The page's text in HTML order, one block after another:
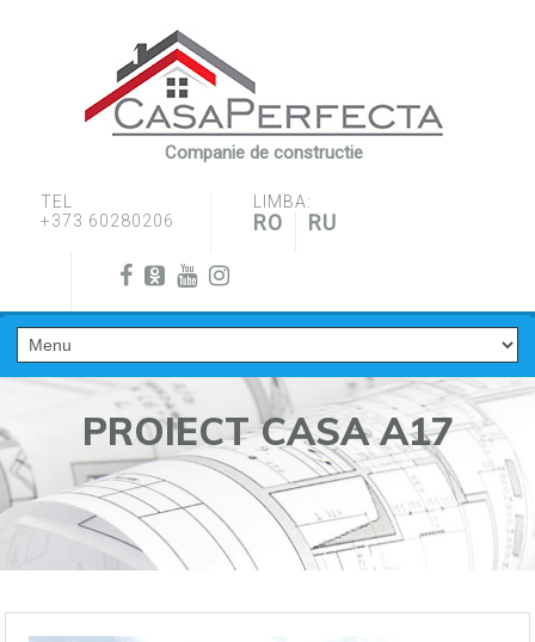
Companie de constructie
TEL
+373 60280206
LIMBA:
RO RU
PROIECT CASA A17